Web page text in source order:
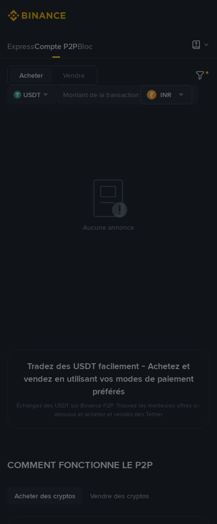
ExpressCompte P2PBloc
Acheter Vendre
USDT INR
Aucune annonce
Tradez des USDT facilement - Achetez et
vendez en utilisant vos modes de paiement
préférés
Échangez des USDT sur Binance P2P. Trouvez les meilleures offres ci-
dessous et achetez et vendez des Tether
COMMENT FONCTIONNE LE P2P
Acheter des cryptos Vendre des cryptos